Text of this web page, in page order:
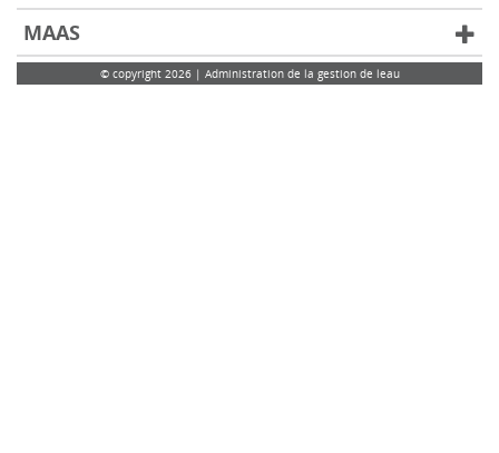
MAAS
© copyright 2026 | Administration de la gestion de leau